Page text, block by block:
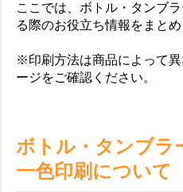
ここでは、ボトル・タンブ
る際のお役立ち情報をまとめ
※印刷方法は商品によって
ージをご確認ください。
ボトル・タンブラ
一色印刷について